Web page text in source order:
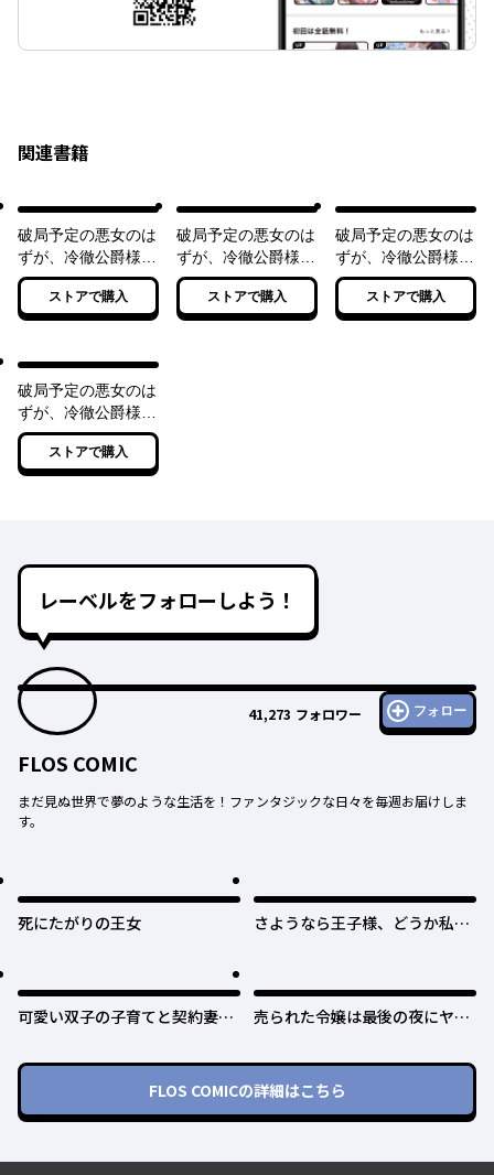
関連書籍
破局予定の悪女のは
ずが、冷徹公爵様が
別れてくれません！
【電子特典付き】
ストアで購入
破局予定の悪女のは
ずが、冷徹公爵様が
別れてくれません！
２【電子特典付き】
ストアで購入
破局予定の悪女のは
ずが、冷徹公爵様が
別れてくれません！
３【電子特典付き】
ストアで購入
破局予定の悪女のは
ずが、冷徹公爵様が
別れてくれません！
４【電子特典付き】
ストアで購入
レーベルをフォローしよう！
41,273 フォロワー フォロー
FLOS COMIC
まだ見ぬ世界で夢のような生活を！ファンタジックな日々を毎週お届けしま
す。
死にたがりの王女
さようなら王子様、どうか私の
可愛い双子の子育てと契約妻は
売られた令嬢は最後の夜にヤリ
ていると、迎えに来たのは激重
王子様でした〜
FLOS COMICの詳細はこちら